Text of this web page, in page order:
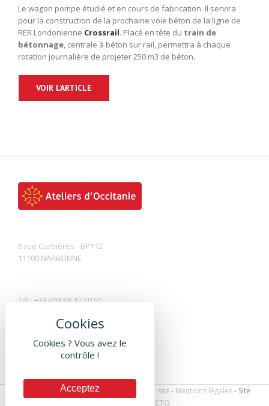
Cookies ? Vous avez le
contrôle !
Acceptez
Le wagon pompe étudié et en cours de fabrication. Il servira
pour la construction de la prochaine voie béton de la ligne de
RER Londonienne Crossrail. Placé en tête du train de
bétonnage, centrale à béton sur rail, permettra à chaque
rotation journalière de projeter 250 m3 de béton.
VOIR L’ARTICLE
6 rue Corbières - BP112
11100 NARBONNE
Tél : +33 (0)4 68 42 50 50
Contactez-nous par mail
Les Ateliers d'Occitanie © 2016 - Plan du site - Mentions légales- Site
DEFACTO